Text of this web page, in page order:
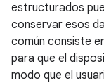
estructurados
conservar esos
común consiste
para que el
modo que el